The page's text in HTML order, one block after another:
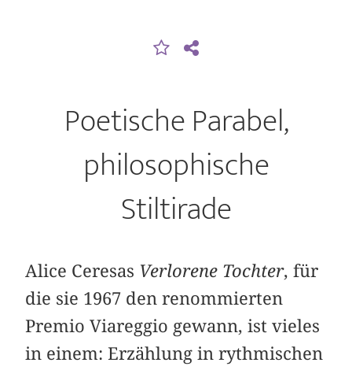
Poetische Parabel,
philoso­phische
Stiltirade
Alice Ceresas Verlorene Tochter, für
die sie 1967 den renommierten
Premio Viareggio gewann, ist vieles
in einem: Erzählung in rythmischen